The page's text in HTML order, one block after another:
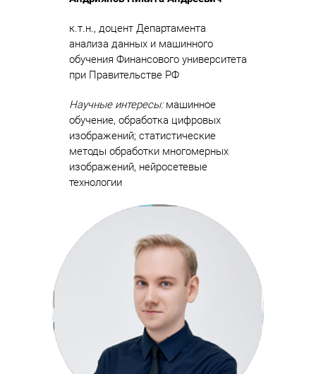
к.т.н., доцент Департамента
анализа данных и машинного
обучения Финансового университета
при Правительстве РФ
Научные интересы:машинное
обучение, обработка цифровых
изображений; статистические
методы обработки многомерных
изображений, нейросетевые
технологии